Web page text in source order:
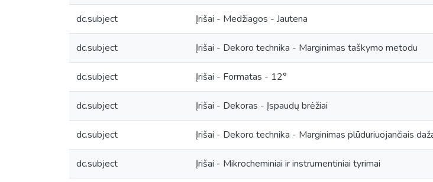
dc.subject Įrišai - Medžiagos - Jautena
dc.subject Įrišai - Dekoro technika - Marginimas taškymo metodu
dc.subject Įrišai - Formatas - 12°
dc.subject Įrišai - Dekoras - Įspaudų brėžiai
dc.subject Įrišai - Dekoro technika - Marginimas plūduriuojančiais
dc.subject Įrišai - Mikrocheminiai ir instrumentiniai tyrimai